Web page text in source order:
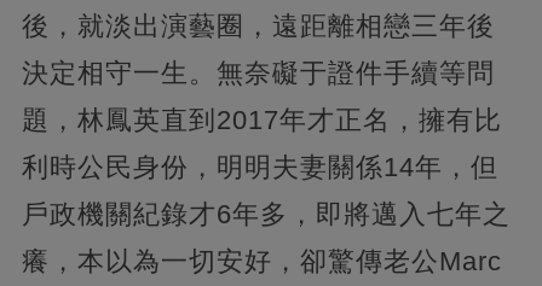
後，就淡出演藝圈，遠距離相戀三年後
決定相守一生。無奈礙于證件手續等問
題，林鳳英直到2017年才正名，擁有比
利時公民身份，明明夫妻關係14年，但
戶政機關紀錄才6年多，即將邁入七年之
癢，本以為一切安好，卻驚傳老公Marc